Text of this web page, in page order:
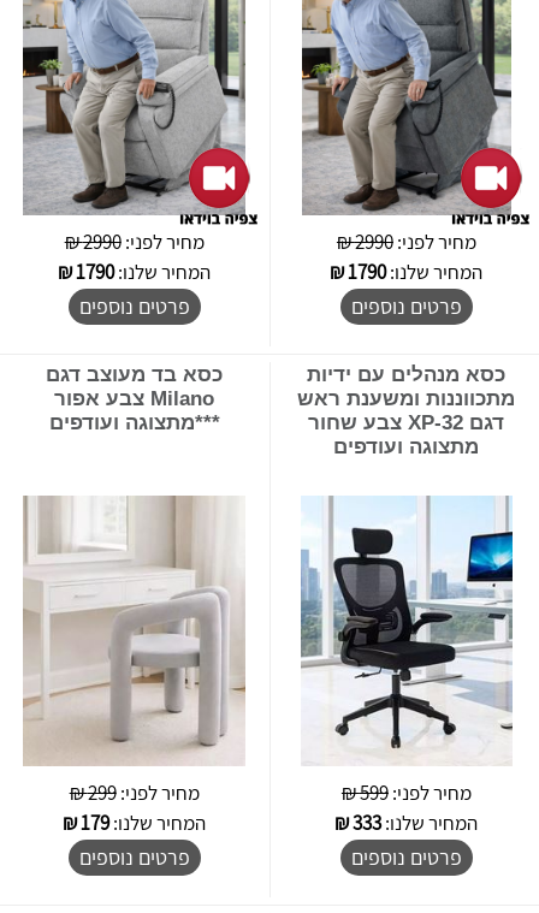
מחיר לפני:2990 ₪
המחיר שלנו:1790
₪
פרטים נוספים
מחיר לפני:2990 ₪
המחיר שלנו:1790
₪
פרטים נוספים
כסא מנהלים עם ידיות
מתכווננות ומשענת ראש
דגם XP-32 צבע שחור
מתצוגה ועודפים
מחיר לפני:599 ₪
המחיר שלנו:333
₪
פרטים נוספים
כסא בד מעוצב דגם
Milano צבע אפור
***מתצוגה ועודפים
מחיר לפני:299 ₪
המחיר שלנו:179
₪
פרטים נוספים